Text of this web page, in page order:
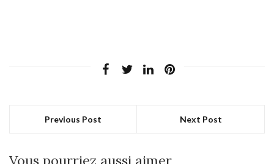
Previous Post Next Post
Vous pourriez aussi aimer